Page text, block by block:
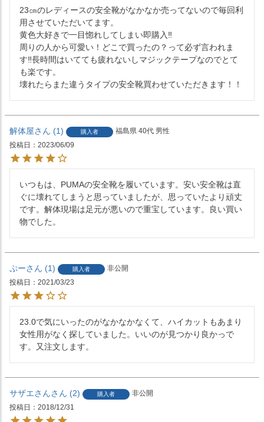
23㎝のレディースの安全靴がなかなか売ってないので毎回利
用させていただいてます。
黄色大好きで一目惚れしてしまい即購入‼️
周りの人から可愛い！どこで買ったの？って必ず言われま
す‼️長時間はいてても疲れないしマジックテープなのでとて
も楽です。
壊れたらまた違うタイプの安全靴買わせていただきます！！
解体屋 1 購入者 福島県 40代 男性
投稿日
2023/06/09
いつもは、PUMAの安全靴を履いています。安い安全靴は直
ぐに壊れてしまうと思っていましたが、思っていたより頑丈
です。解体現場は足元が悪いので重宝しています。良い買い
物でした。
ぷー 1 購入者
非公開
投稿日
2021/03/23
23.0で気にいったのがなかなかなくて、ハイカットもあまり
女性用がなく探していました。いいのが見つかり良かっで
す。又注文します。
サザエさん 2 購入者
非公開
投稿日
2018/12/31